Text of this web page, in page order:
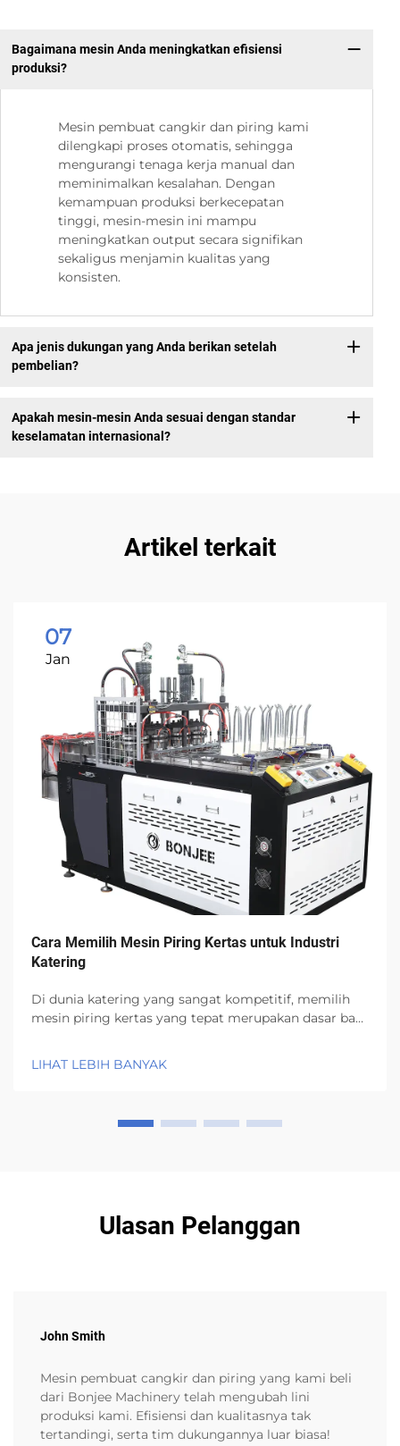
Bagaimana mesin Anda meningkatkan efisiensi
produksi?
Mesin pembuat cangkir dan piring kami
dilengkapi proses otomatis, sehingga
mengurangi tenaga kerja manual dan
meminimalkan kesalahan. Dengan
kemampuan produksi berkecepatan
tinggi, mesin-mesin ini mampu
meningkatkan output secara signifikan
sekaligus menjamin kualitas yang
konsisten.
Apa jenis dukungan yang Anda berikan setelah
pembelian?
Apakah mesin-mesin Anda sesuai dengan standar
keselamatan internasional?
Artikel terkait
07
Jan
Cara Memilih Mesin Piring Kertas untuk Industri
Katering
Di dunia katering yang sangat kompetitif, memilih
mesin piring kertas yang tepat merupakan dasar bagi
sedang berkembang pesat, dan pembelian mesin
LIHAT LEBIH BANYAK
Ulasan Pelanggan
John Smith
Mesin pembuat cangkir dan piring yang kami beli
dari Bonjee Machinery telah mengubah lini
produksi kami. Efisiensi dan kualitasnya tak
tertandingi, serta tim dukungannya luar biasa!